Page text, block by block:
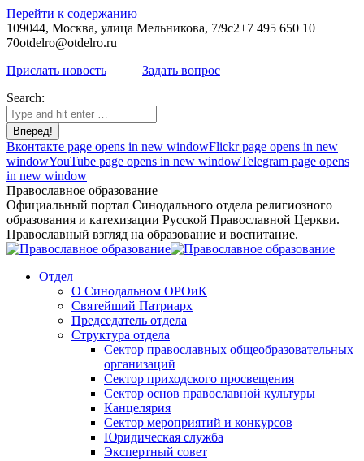
Перейти к содержанию
109044, Москва, улица Мельникова, 7/9с2+7 495 650 10
70otdelro@otdelro.ru
Прислать новость
Задать вопрос
Search:
Вконтакте page opens in new windowFlickr page opens in new
windowYouTube page opens in new windowTelegram page opens
in new window
Православное образование
Официальный портал Синодального отдела религиозного
образования и катехизации Русской Православной Церкви.
Православный взгляд на образование и воспитание.
Отдел
О Синодальном ОРОиК
Святейший Патриарх
Председатель отдела
Структура отдела
Сектор православных общеобразовательных
организаций
Сектор приходского просвещения
Сектор основ православной культуры
Канцелярия
Сектор мероприятий и конкурсов
Юридическая служба
Экспертный совет